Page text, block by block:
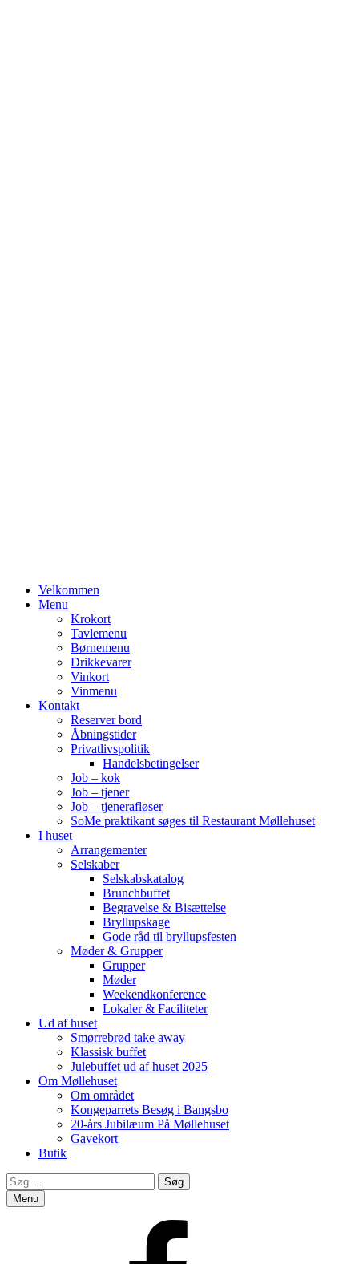
Primary
Menu
Velkommen
Menu
Krokort
Tavlemenu
Børnemenu
Drikkevarer
Vinkort
Vinmenu
Kontakt
Reserver bord
Åbningstider
Privatlivspolitik
Handelsbetingelser
Job – kok
Job – tjener
Job – tjenerafløser
SoMe praktikant søges til Restaurant Møllehuset
I huset
Arrangementer
Selskaber
Selskabskatalog
Brunchbuffet
Begravelse & Bisættelse
Bryllupskage
Gode råd til bryllupsfesten
Møder & Grupper
Grupper
Møder
Weekendkonference
Lokaler & Faciliteter
Ud af huset
Smørrebrød take away
Klassisk buffet
Julebuffet ud af huset 2025
Om Møllehuset
Om området
Kongeparrets Besøg i Bangsbo
20-års Jubilæum På Møllehuset
Gavekort
Butik
Search
Søg
efter:
Menu